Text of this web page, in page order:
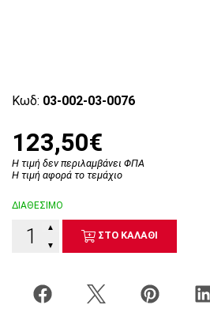
Κωδ: 03-002-03-0076
123,50€
Η τιμή δεν περιλαμβάνει ΦΠΑ
Η τιμή αφορά το τεμάχιο
ΔΙΑΘΕΣΙΜΟ
▼
▲
ΣΤΟ ΚΑΛΑΘΙ